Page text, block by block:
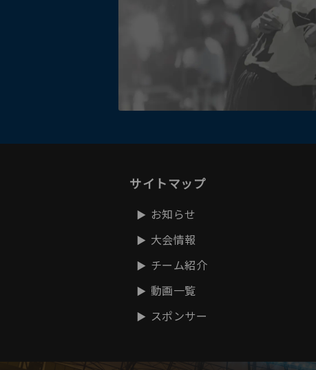
サイトマップ
お知らせ
大会情報
チーム紹介
動画一覧
スポンサー